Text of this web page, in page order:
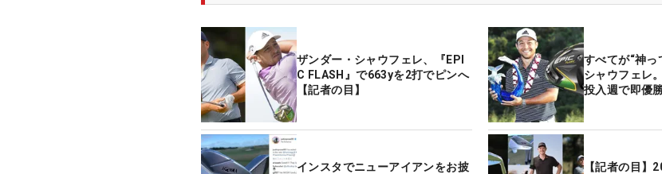
ザンダー・シャウフェレ、『EPI
C FLASH』で663yを2打でピンへ
【記者の目】
すべてが“神っ
シャウフェレ
投入週で即優
インスタでニューアイアンをお披
【記者の目】